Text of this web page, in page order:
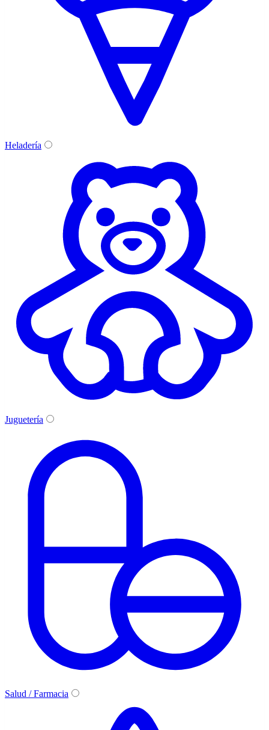
Heladería
Juguetería
Salud / Farmacia